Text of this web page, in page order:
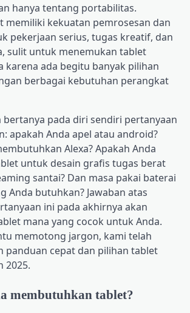
hanya tentang portabilitas.
memiliki kekuatan pemrosesan dan
pekerjaan serius, tugas kreatif, dan
sulit untuk menemukan tablet
karena ada begitu banyak pilihan
berbagai kebutuhan perangkat
bertanya pada diri sendiri pertanyaan
apakah Anda apel atau android?
Alexa? Apakah Anda
untuk desain grafis tugas berat
santai? Dan masa pakai baterai
Anda butuhkan? Jawaban atas
ini pada akhirnya akan
mana yang cocok untuk Anda.
memotong jargon, kami telah
panduan cepat dan pilihan tablet
2025.
membutuhkan tablet?